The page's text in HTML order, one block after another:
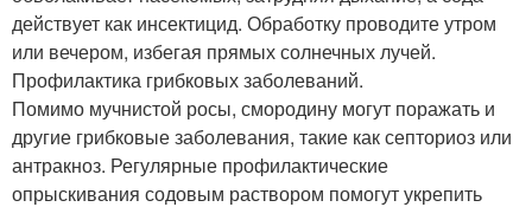
действует как инсектицид. Обработку проводите утром
или вечером, избегая прямых солнечных лучей.
Профилактика грибковых заболеваний.
Помимо мучнистой росы, смородину могут поражать и
другие грибковые заболевания, такие как септориоз или
антракноз. Регулярные профилактические
опрыскивания содовым раствором помогут укрепить